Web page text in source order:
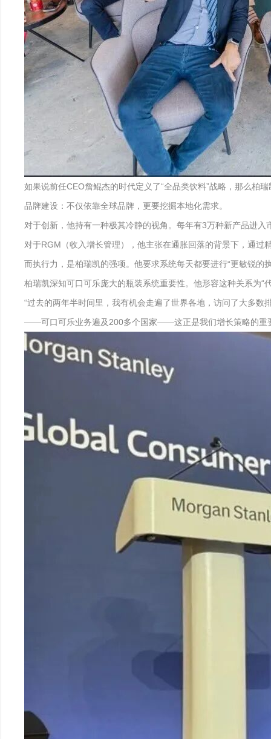
如果说前任CEO詹鲲杰的时代定义了“全品类饮料”战略，那么柏
品牌建设：不仅依靠全球品牌，更要挖掘本地化需求。
对于创新，他持有一种极其冷静的视角。每年有3万种新产品进
对于RGM（收入增长管理），他主张在通胀回落的背景下，通
而执行力，是柏瑞凯的强项。他要求系统每天都要进行“更敏锐
柏瑞凯深知可口可乐庞大的瓶装系统重要性。他形容这种关系为
“过去的两年半时间里，我有机会走遍了世界各地，访问了大多
——可口可乐业务遍及200多个国家——这正是我们增长策略的重